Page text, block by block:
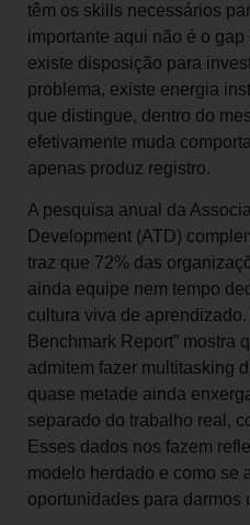
têm os skills necessários
importante aqui não é o
existe disposição para
problema, existe energia
que distingue, dentro do
efetivamente muda
apenas produz registro.
A pesquisa anual da
Development (ATD)
traz que 72% das
ainda equipe nem tempo
cultura viva de
Benchmark Report” mostra
admitem fazer multitasking
quase metade ainda
separado do trabalho real,
Esses dados nos fazem
modelo herdado e como se
oportunidades para darmos